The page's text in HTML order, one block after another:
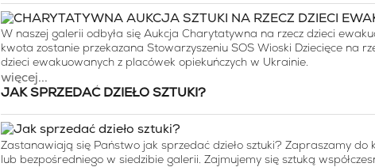
W naszej galerii odbyła się Aukcja Charytatywna na rzecz dzieci
kwota zostanie przekazana Stowarzyszeniu SOS Wioski Dziecięce na
dzieci ewakuowanych z placówek opiekuńczych w Ukrainie.
więcej...
JAK SPRZEDAĆ DZIEŁO SZTUKI?
Zastanawiają się Państwo jak sprzedać dzieło sztuki? Zapraszamy do
lub bezpośredniego w siedzibie galerii. Zajmujemy się sztuką